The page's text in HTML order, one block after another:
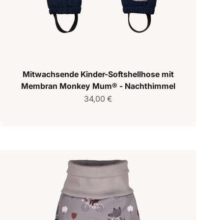
Mitwachsende Kinder-Softshellhose mit
Membran Monkey Mum® - Nachthimmel
Verkaufspreis
34,00 €